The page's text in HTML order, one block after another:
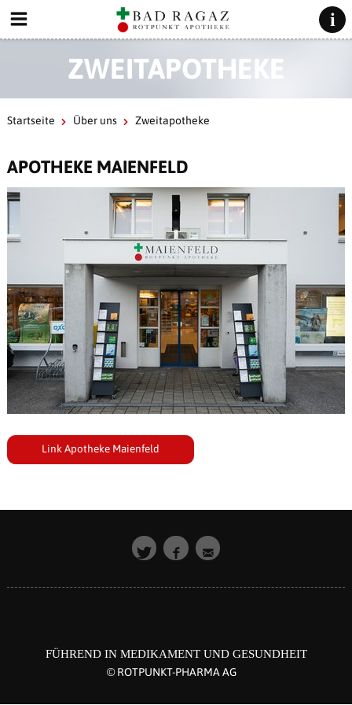
ZWEITAPOTHEKE
Startseite Über uns Zweitapotheke
APOTHEKE MAIENFELD
Link Apotheke Maienfeld
FÜHREND IN MEDIKAMENT UND GESUNDHEIT
© ROTPUNKT-PHARMA AG